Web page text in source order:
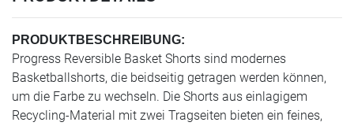
PRODUKTBESCHREIBUNG:
Progress Reversible Basket Shorts sind modernes
Basketballshorts, die beidseitig getragen werden können,
um die Farbe zu wechseln. Die Shorts aus einlagigem
Recycling-Material mit zwei Tragseiten bieten ein feines,